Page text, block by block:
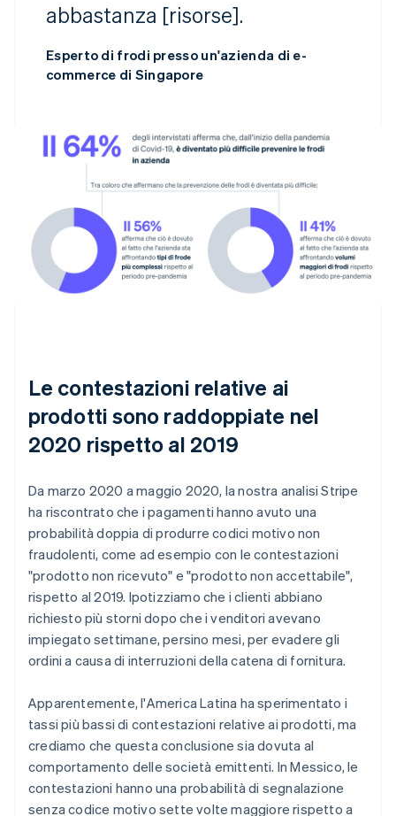
abbastanza [risorse].
Esperto di frodi presso un'azienda di e-
commerce di Singapore
Le contestazioni relative ai
prodotti sono raddoppiate nel
2020 rispetto al 2019
Da marzo 2020 a maggio 2020, la nostra analisi Stripe
ha riscontrato che i pagamenti hanno avuto una
probabilità doppia di produrre codici motivo non
fraudolenti, come ad esempio con le contestazioni
"prodotto non ricevuto" e "prodotto non accettabile",
rispetto al 2019. Ipotizziamo che i clienti abbiano
richiesto più storni dopo che i venditori avevano
impiegato settimane, persino mesi, per evadere gli
ordini a causa di interruzioni della catena di fornitura.
Apparentemente, l'America Latina ha sperimentato i
tassi più bassi di contestazioni relative ai prodotti, ma
crediamo che questa conclusione sia dovuta al
comportamento delle società emittenti. In Messico, le
contestazioni hanno una probabilità di segnalazione
senza codice motivo sette volte maggiore rispetto a